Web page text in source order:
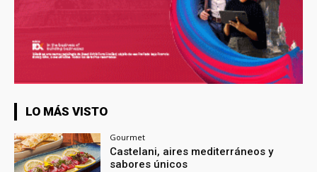
LO MÁS VISTO
Gourmet
Castelani, aires mediterráneos y
sabores únicos